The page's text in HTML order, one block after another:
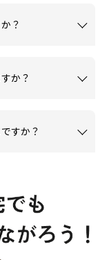
？
か？
すか？